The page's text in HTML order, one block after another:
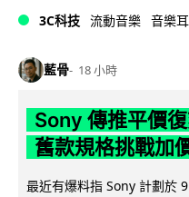
3C科技 流動音樂 音樂
藍骨 18 小時
Sony 傳推平價
舊款規格挑戰加
最近有爆料指 Sony 計劃於